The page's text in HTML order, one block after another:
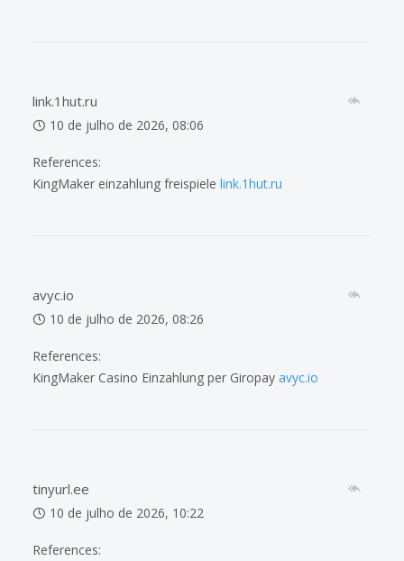
link.1hut.ru
10 de julho de 2026, 08:06
References:
KingMaker einzahlung freispiele link.1hut.ru
avyc.io
10 de julho de 2026, 08:26
References:
KingMaker Casino Einzahlung per Giropay avyc.io
tinyurl.ee
10 de julho de 2026, 10:22
References: